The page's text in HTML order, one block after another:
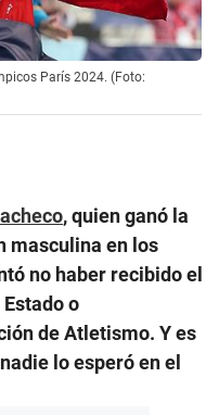
París 2024. (Foto:
, quien ganó la
masculina en los
no haber recibido el
o
de Atletismo. Y es
lo esperó en el